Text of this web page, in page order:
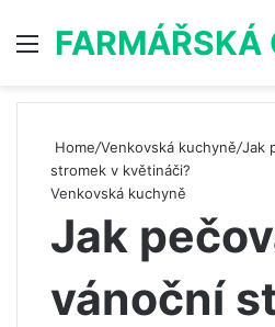
Menu
FARMÁŘSKÁ
Home/Venkovská kuchyně/Jak
stromek v květináči?
Venkovská kuchyně
Jak
vánoční